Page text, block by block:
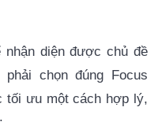
nhận diện được chủ đề
chọn đúng Focus
tối ưu một cách hợp lý,